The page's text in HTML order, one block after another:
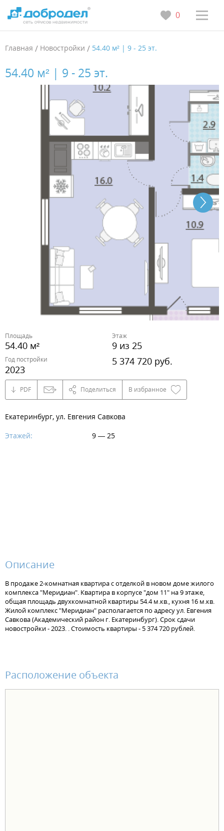
0
Главная / Новостройки / 54.40 м² | 9 - 25 эт.
54.40 м² | 9 - 25 эт.
Площадь
54.40 м²
Этаж
9 из 25
Год постройки
2023
5 374 720 руб.
PDF Поделиться В избранное
Екатеринбург, ул. Евгения Савкова
Этажей:
9 — 25
Описание
В продаже 2-комнатная квартира с отделкой в новом доме жилого
комплекса "Меридиан". Квартира в корпусе "дом 11" на 9 этаже,
общая площадь двухкомнатной квартиры 54.4 м.кв., кухня 16 м.кв.
Жилой комплекс "Меридиан" располагается по адресу ул. Евгения
Савкова (Академический район г. Екатеринбург). Срок сдачи
новостройки - 2023. . Стоимость квартиры - 5 374 720 рублей.
Расположение объекта